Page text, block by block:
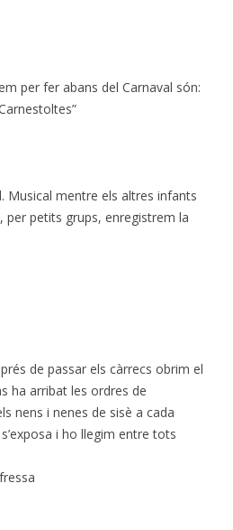
per fer abans del Carnaval són:
Musical mentre els altres infants
per petits grups, enregistrem la
de passar els càrrecs obrim el
ha arribat les ordres de
nens i nenes de sisè a cada
i ho llegim entre tots